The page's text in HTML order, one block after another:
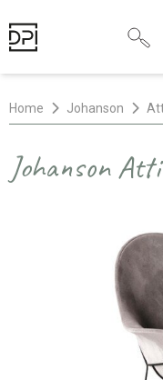
Home Johanson
Johanson